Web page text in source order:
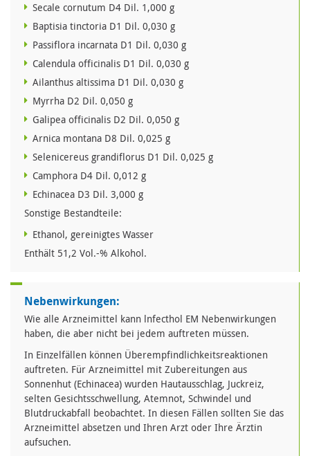
Secale cornutum D4 Dil. 1,000 g
Baptisia tinctoria D1 Dil. 0,030 g
Passiflora incarnata D1 Dil. 0,030 g
Calendula officinalis D1 Dil. 0,030 g
Ailanthus altissima D1 Dil. 0,030 g
Myrrha D2 Dil. 0,050 g
Galipea officinalis D2 Dil. 0,050 g
Arnica montana D8 Dil. 0,025 g
Selenicereus grandiflorus D1 Dil. 0,025 g
Camphora D4 Dil. 0,012 g
Echinacea D3 Dil. 3,000 g
Sonstige Bestandteile:
Ethanol, gereinigtes Wasser
Enthält 51,2 Vol.-% Alkohol.
Nebenwirkungen:
Wie alle Arzneimittel kann lnfecthol EM Nebenwirkungen
haben, die aber nicht bei jedem auftreten müssen.
In Einzelfällen können Überempfindlichkeitsreaktionen
auftreten. Für Arzneimittel mit Zubereitungen aus
Sonnenhut (Echinacea) wurden Hautausschlag, Juckreiz,
selten Gesichtsschwellung, Atemnot, Schwindel und
Blutdruckabfall beobachtet. In diesen Fällen sollten Sie das
Arzneimittel absetzen und Ihren Arzt oder Ihre Ärztin
aufsuchen.